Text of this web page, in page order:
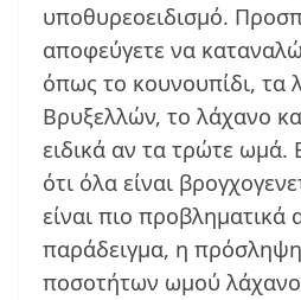
υποθυρεοειδισμό.
αποφεύγετε να
όπως το κουνουπίδι, τα
Βρυξελλών, το λάχανο
ειδικά αν τα τρώτε ωμά.
ότι όλα είναι
είναι πιο προβληματικά
παράδειγμα, η
ποσοτήτων ωμού